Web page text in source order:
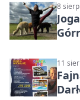
8
11